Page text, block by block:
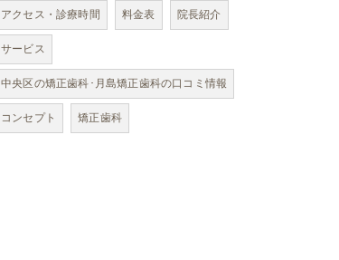
アクセス・診療時間
料金表
院長紹介
サービス
中央区の矯正歯科･月島矯正歯科の口コミ情報
コンセプト
矯正歯科